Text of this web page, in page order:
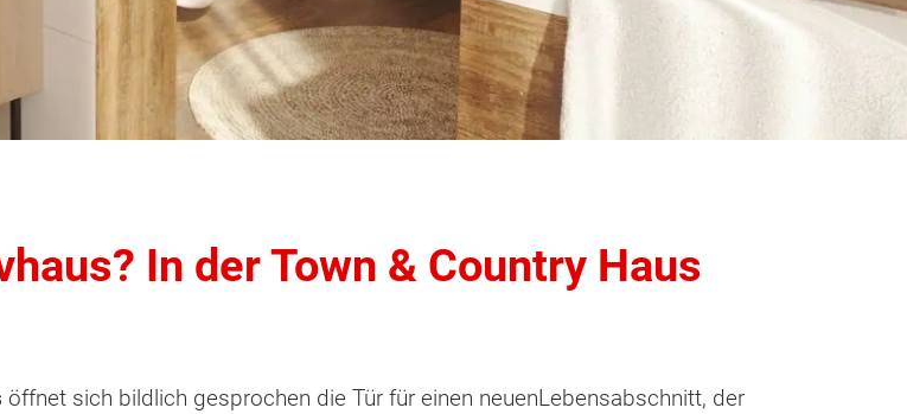
In der Town & Country Haus
öffnet sich bildlich gesprochen die Tür für einen neuenLebensabschnitt, der